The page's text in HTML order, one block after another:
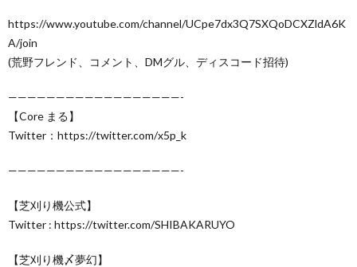
https://www.youtube.com/channel/UCpe7dx3Q7SXQoDCXZldA6K
A/join
(荒野フレンド、コメント、DMグル、ディスコード招待)
——————————————————-
【Core まる】
Twitter：https://twitter.com/x5p_k
——————————————————-
【芝刈り機公式】
Twitter : https://twitter.com/SHIBAKARUYO
【芝刈り機〆夢幻】